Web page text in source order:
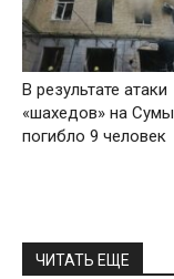
В результате атаки
«шахедов» на Сумы
погибло 9 человек
ЧИТАТЬ ЕЩЕ